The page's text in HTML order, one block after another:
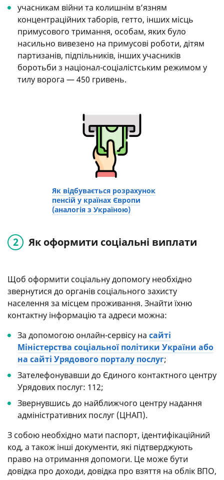
учасникам війни та колишнім в’язням
концентраційних таборів, гетто, інших місць
примусового тримання, особам, яких було
насильно вивезено на примусові роботи, дітям
партизанів, підпільників, інших учасників
боротьби з націонал-соціалістським режимом у
тилу ворога — 450 гривень.
Як відбувається розрахунок
пенсій у країнах Європи
(аналогія з Україною)
Як оформити соціальні виплати
Щоб оформити соціальну допомогу необхідно
звернутися до органів соціального захисту
населення за місцем проживання. Знайти їхню
контактну інформацію та адреси можна:
За допомогою онлайн-сервісу на сайті
Міністерства соціальної політики України або
на сайті Урядового порталу послуг;
Зателефонувавши до Єдиного контактного центру
Урядових послуг: 112;
Звернувшись до найближчого центру надання
адміністративних послуг (ЦНАП).
З собою необхідно мати паспорт, ідентифікаційний
код, а також інші документи, які підтверджують
право на отримання допомоги. Це може бути
довідка про доходи, довідка про взяття на облік ВПО,